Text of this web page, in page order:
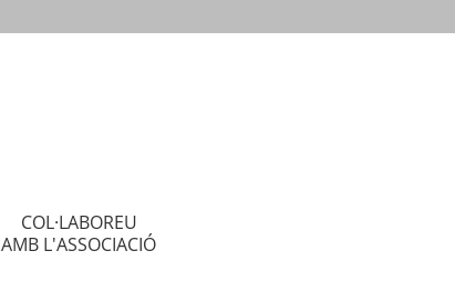
COL·LABOREU
AMB L'ASSOCIACIÓ